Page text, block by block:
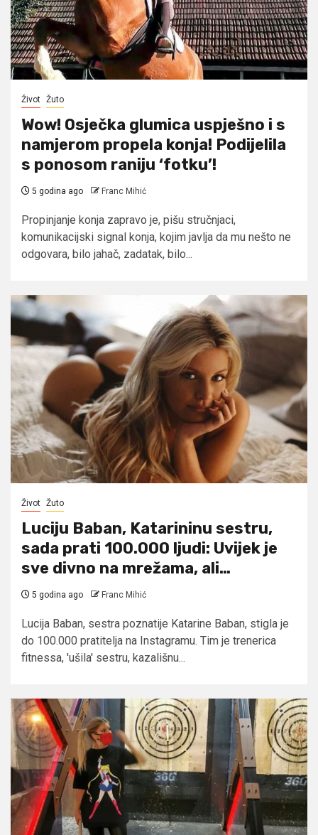
Život Žuto
Wow! Osječka glumica uspješno i s
namjerom propela konja! Podijelila
s ponosom raniju ‘fotku’!
5 godina ago Franc Mihić
Propinjanje konja zapravo je, pišu stručnjaci,
komunikacijski signal konja, kojim javlja da mu nešto ne
odgovara, bilo jahač, zadatak, bilo...
Život Žuto
Luciju Baban, Katarininu sestru,
sada prati 100.000 ljudi: Uvijek je
sve divno na mrežama, ali…
5 godina ago Franc Mihić
Lucija Baban, sestra poznatije Katarine Baban, stigla je
do 100.000 pratitelja na Instagramu. Tim je trenerica
fitnessa, 'ušila' sestru, kazališnu...